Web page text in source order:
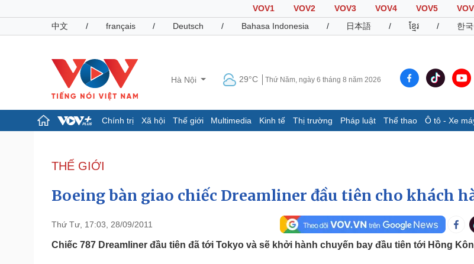
VOV1 VOV2 VOV3 VOV4 VOV5
中文
/ français / Deutsch / Bahasa Indonesia / 日本語 / ខ្មែរ / 한
Hà Nội 29°C Thứ Năm, ngày 6 tháng 8 năm 2026
Chính trị Xã hội Thế giới Multimedia Kinh tế Thị trường Pháp luật Thể thao Ô tô - Xe
Đảng
Tổ chức nhân sự
Nhận diện sự thật
Dấu ấn VOV
Infographic
Pháp luật
Quân sự - Quốc phòng
Thể thao
Ô tô - Xe máy
THẾ GIỚI
Boeing bàn giao chiếc Dreamliner đầu tiên cho khách
Thứ Tư, 17:03, 28/09/2011
Chiếc 787 Dreamliner đầu tiên đã tới Tokyo và sẽ khởi hành chuyến bay đầu tiên tới Hồng